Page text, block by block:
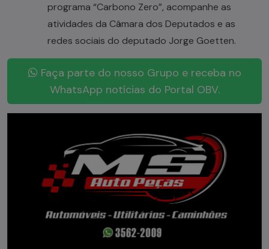
programa “Carbono Zero”, acompanhe as
atividades da Câmara dos Deputados e as
redes sociais do deputado Jorge Goetten.
Faça parte do nosso Grupo e receba no
WhatsApp notícias do Portal OBV.